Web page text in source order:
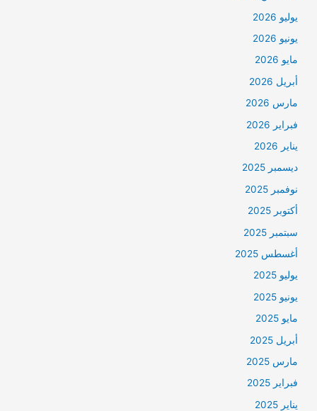
يوليو 2026
يونيو 2026
مايو 2026
أبريل 2026
مارس 2026
فبراير 2026
يناير 2026
ديسمبر 2025
نوفمبر 2025
أكتوبر 2025
سبتمبر 2025
أغسطس 2025
يوليو 2025
يونيو 2025
مايو 2025
أبريل 2025
مارس 2025
فبراير 2025
يناير 2025